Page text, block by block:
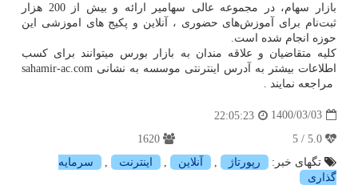
بازار سهام، در مجموعه عالی سهامیر ارائه و بیش از 200 هزار
ثبت‌نام برای آموزش‌های حضوری ، آنلاین و پکیج های اموزشی این
حوزه انجام شده است.
کلیه متقاضیان و علاقه مندان به بازار بورس میتوانند برای کسب
اطلاعات بیشتر به آدرس اینترنتی موسسه به نشانی sahamir-ac.com
مراجعه نمایند .
1400/03/03
22:05:23
تگهای خبر:
رپورتاژ , آنلاین , اینترنت ,
سرمایه
گذاری